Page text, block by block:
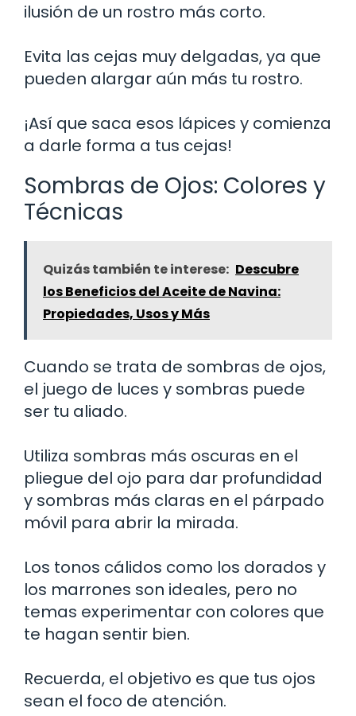
ilusión de un rostro más corto.
Evita las cejas muy delgadas, ya que
pueden alargar aún más tu rostro.
¡Así que saca esos lápices y comienza
a darle forma a tus cejas!
Sombras de Ojos: Colores y
Técnicas
Quizás también te interese: Descubre
los Beneficios del Aceite de Navina:
Propiedades, Usos y Más
Cuando se trata de sombras de ojos,
el juego de luces y sombras puede
ser tu aliado.
Utiliza sombras más oscuras en el
pliegue del ojo para dar profundidad
y sombras más claras en el párpado
móvil para abrir la mirada.
Los tonos cálidos como los dorados y
los marrones son ideales, pero no
temas experimentar con colores que
te hagan sentir bien.
Recuerda, el objetivo es que tus ojos
sean el foco de atención.